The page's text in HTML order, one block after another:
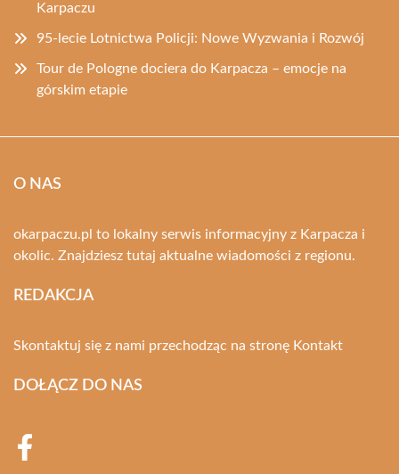
Karpaczu
95-lecie Lotnictwa Policji: Nowe Wyzwania i Rozwój
Tour de Pologne dociera do Karpacza – emocje na
górskim etapie
O NAS
okarpaczu.pl to lokalny serwis informacyjny z Karpacza i
okolic. Znajdziesz tutaj aktualne wiadomości z regionu.
REDAKCJA
Skontaktuj się z nami przechodząc na stronę Kontakt
DOŁĄCZ DO NAS